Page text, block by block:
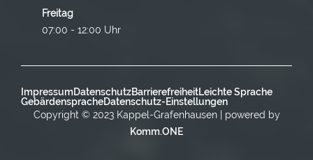
Freitag
07:00 - 12:00 Uhr
ImpressumDatenschutzBarrierefreiheitLeichte Sprache
GebärdenspracheDatenschutz-Einstellungen
Copyright © 2023 Kappel-Grafenhausen | powered by
Komm.ONE